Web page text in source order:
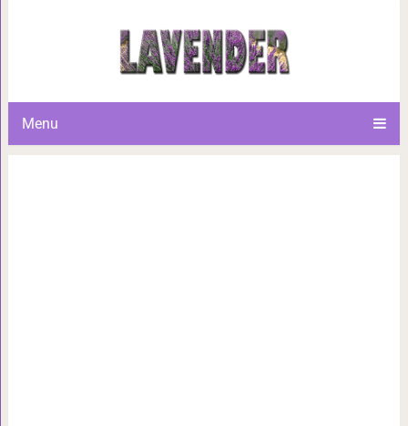
Menu
Как переключать
тратить